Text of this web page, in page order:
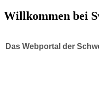
Willkommen bei
Das Webportal der